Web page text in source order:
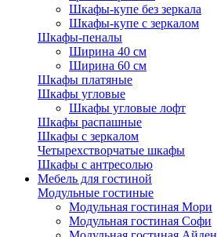
Шкафы-купе без зеркала
Шкафы-купе с зеркалом
Шкафы-пеналы
Ширина 40 см
Ширина 60 см
Шкафы платяные
Шкафы угловые
Шкафы угловые лофт
Шкафы распашные
Шкафы с зеркалом
Четырехстворчатые шкафы
Шкафы с антресолью
Мебель для гостиной
Модульные гостиные
Модульная гостиная Мори
Модульная гостиная Софи